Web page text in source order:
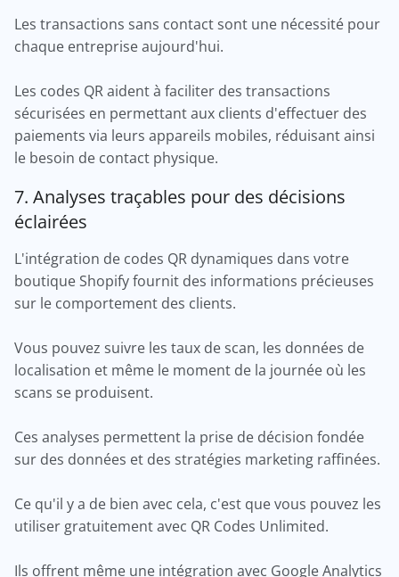
Les transactions sans contact sont une nécessité pour
chaque entreprise aujourd'hui.
Les codes QR aident à faciliter des transactions
sécurisées en permettant aux clients d'effectuer des
paiements via leurs appareils mobiles, réduisant ainsi
le besoin de contact physique.
7. Analyses traçables pour des décisions
éclairées
L'intégration de codes QR dynamiques dans votre
boutique Shopify fournit des informations précieuses
sur le comportement des clients.
Vous pouvez suivre les taux de scan, les données de
localisation et même le moment de la journée où les
scans se produisent.
Ces analyses permettent la prise de décision fondée
sur des données et des stratégies marketing raffinées.
Ce qu'il y a de bien avec cela, c'est que vous pouvez les
utiliser gratuitement avec QR Codes Unlimited.
Ils offrent même une intégration avec Google Analytics